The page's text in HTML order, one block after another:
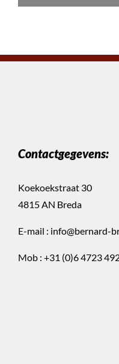
Contactgegevens:
Koekoekstraat 30
4815 AN Breda
E-mail : info@bernard-
Mob : +31 (0)6 4723